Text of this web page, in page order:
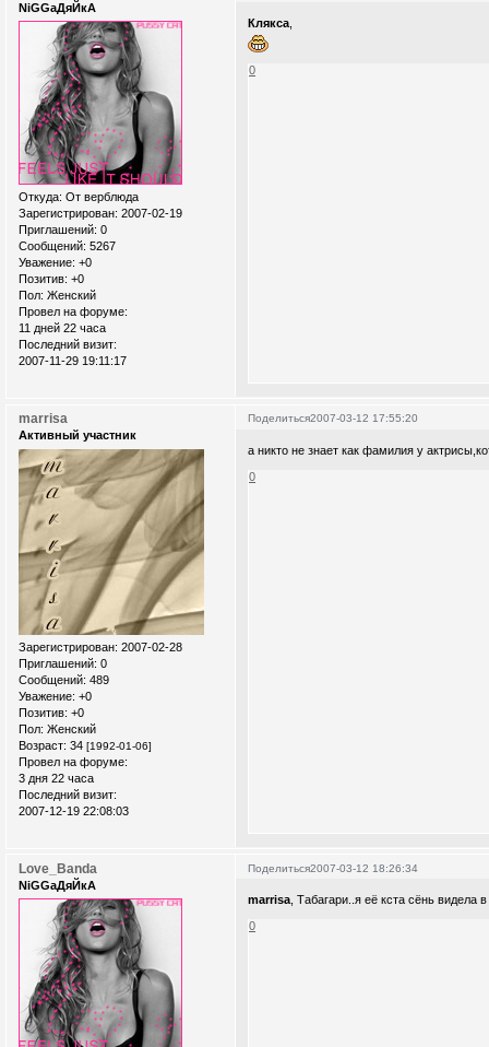
NiGGaДяЙкА
Откуда: От верблюда
Зарегистрирован: 2007-02-19
Приглашений: 0
Сообщений: 5267
Уважение: +0
Позитив: +0
Пол: Женский
Провел на форуме:
11 дней 22 часа
Последний визит:
2007-11-29 19:11:17
Клякса
0
Поделиться2007-03-12 17:55:20
marrisa
Активный участник
Зарегистрирован: 2007-02-28
Приглашений: 0
Сообщений: 489
Уважение: +0
Позитив: +0
Пол: Женский
Возраст: 34 [1992-01-06]
Провел на форуме:
3 дня 22 часа
Последний визит:
2007-12-19 22:08:03
а никто не знает как фамилия у
0
Поделиться2007-03-12 18:26:34
Love_Banda
NiGGaДяЙкА
marrisa , Табагари..я её кста сёнь
0